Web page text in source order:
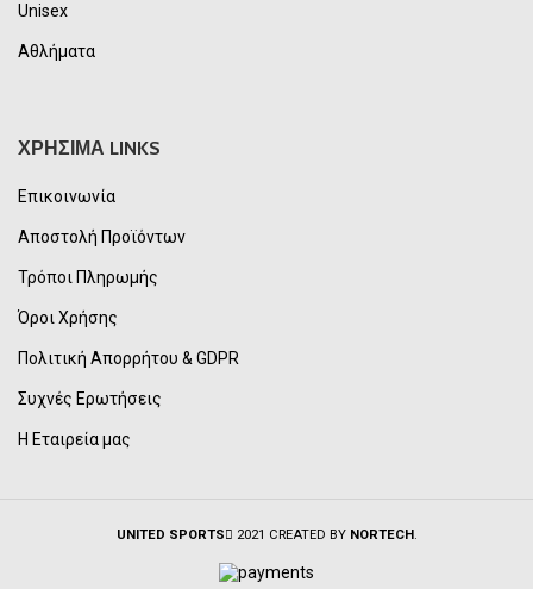
Unisex
Αθλήματα
ΧΡΗΣΙΜΑ LINKS
Επικοινωνία
Αποστολή Προϊόντων
Τρόποι Πληρωμής
Όροι Χρήσης
Πολιτική Απορρήτου & GDPR
Συχνές Ερωτήσεις
Η Εταιρεία μας
UNITED SPORTS 2021 CREATED BY NORTECH .